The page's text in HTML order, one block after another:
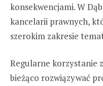
konsekwencjami. W
kancelarii prawnych,
szerokim zakresie
Regularne korzystanie
bieżąco rozwiązywać